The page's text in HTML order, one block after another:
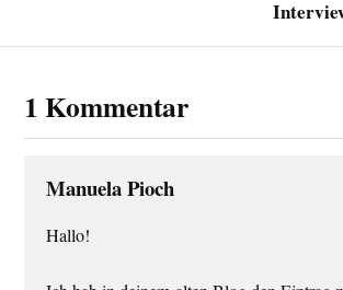
1 Kommentar
Manuela Pioch
Hallo!